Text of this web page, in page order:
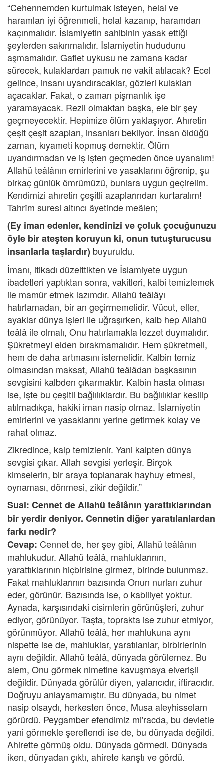
“Cehennemden kurtulmak isteyen, helal ve
haramları iyi öğrenmeli, helal kazanıp, haramdan
kaçınmalıdır. İslamiyetin sahibinin yasak ettiği
şeylerden sakınmalıdır. İslamiyetin hududunu
aşmamalıdır. Gaflet uykusu ne zamana kadar
sürecek, kulaklardan pamuk ne vakit atılacak? Ecel
gelince, insanı uyandıracaklar, gözleri kulakları
açacaklar. Fakat, o zaman pişmanlık işe
yaramayacak. Rezil olmaktan başka, ele bir şey
geçmeyecektir. Hepimize ölüm yaklaşıyor. Ahıretin
çeşit çeşit azapları, insanları bekliyor. İnsan öldüğü
zaman, kıyameti kopmuş demektir. Ölüm
uyandırmadan ve iş işten geçmeden önce uyanalım!
Allahü teâlânın emirlerini ve yasaklarını öğrenip, şu
birkaç günlük ömrümüzü, bunlara uygun geçirelim.
Kendimizi ahıretin çeşitli azaplarından kurtaralım!
Tahrîm suresi altıncı âyetinde meâlen;
(Ey iman edenler, kendinizi ve çoluk çocuğunuzu
öyle bir ateşten koruyun ki, onun tutuşturucusu
insanlarla taşlardır) buyuruldu.
İmanı, itikadı düzelttikten ve İslamiyete uygun
ibadetleri yaptıktan sonra, vakitleri, kalbi temizlemek
ile mamûr etmek lazımdır. Allahü teâlâyı
hatırlamadan, bir an geçirmemelidir. Vücut, eller,
ayaklar dünya işleri ile uğraşırken, kalb hep Allahü
teâlâ ile olmalı, Onu hatırlamakla lezzet duymalıdır.
Şükretmeyi elden bırakmamalıdır. Hem şükretmeli,
hem de daha artmasını istemelidir. Kalbin temiz
olmasından maksat, Allahü teâlâdan başkasının
sevgisini kalbden çıkarmaktır. Kalbin hasta olması
ise, işte bu çeşitli bağlılıklardır. Bu bağlılıklar kesilip
atılmadıkça, hakiki iman nasip olmaz. İslamiyetin
emirlerini ve yasaklarını yerine getirmek kolay ve
rahat olmaz.
Zikredince, kalp temizlenir. Yani kalpten dünya
sevgisi çıkar. Allah sevgisi yerleşir. Birçok
kimselerin, bir araya toplanarak hayhuy etmesi,
oynaması, dönmesi, zikir değildir.”
Sual: Cennet de Allahü teâlânın yarattıklarından
bir yerdir deniyor. Cennetin diğer yaratılanlardan
farkı nedir?
Cevap: Cennet de, her şey gibi, Allahü teâlânın
mahlukudur. Allahü teâlâ, mahluklarının,
yarattıklarının hiçbirisine girmez, birinde bulunmaz.
Fakat mahluklarının bazısında Onun nurları zuhur
eder, görünür. Bazısında ise, o kabiliyet yoktur.
Aynada, karşısındaki cisimlerin görünüşleri, zuhur
ediyor, görünüyor. Taşta, toprakta ise zuhur etmiyor,
görünmüyor. Allahü teâlâ, her mahlukuna aynı
nispette ise de, mahluklar, yaratılanlar, birbirlerinin
aynı değildir. Allahü teâlâ, dünyada görülemez. Bu
alem, Onu görmek nimetine kavuşmaya elverişli
değildir. Dünyada görülür diyen, yalancıdır, iftiracıdır.
Doğruyu anlayamamıştır. Bu dünyada, bu nimet
nasip olsaydı, herkesten önce, Musa aleyhisselam
görürdü. Peygamber efendimiz mi'racda, bu devletle
yani görmekle şereflendi ise de, bu dünyada değildi.
Ahirette görmüş oldu. Dünyada görmedi. Dünyada
iken, dünyadan çıktı, ahirete karıştı ve gördü.